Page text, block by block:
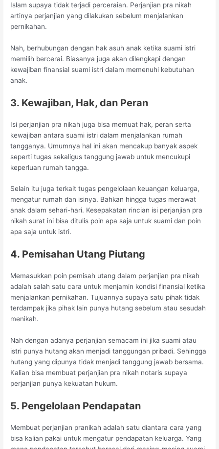
Islam supaya tidak terjadi perceraian. Perjanjian pra nikah
artinya perjanjian yang dilakukan sebelum menjalankan
pernikahan.
Nah, berhubungan dengan hak asuh anak ketika suami istri
memilih bercerai. Biasanya juga akan dilengkapi dengan
kewajiban finansial suami istri dalam memenuhi kebutuhan
anak.
3. Kewajiban, Hak, dan Peran
Isi perjanjian pra nikah juga bisa memuat hak, peran serta
kewajiban antara suami istri dalam menjalankan rumah
tangganya. Umumnya hal ini akan mencakup banyak aspek
seperti tugas sekaligus tanggung jawab untuk mencukupi
keperluan rumah tangga.
Selain itu juga terkait tugas pengelolaan keuangan keluarga,
mengatur rumah dan isinya. Bahkan hingga tugas merawat
anak dalam sehari-hari. Kesepakatan rincian isi perjanjian pra
nikah surat ini bisa ditulis poin apa saja untuk suami dan poin
apa saja untuk istri.
4. Pemisahan Utang Piutang
Memasukkan poin pemisah utang dalam perjanjian pra nikah
adalah salah satu cara untuk menjamin kondisi finansial ketika
menjalankan pernikahan. Tujuannya supaya satu pihak tidak
terdampak jika pihak lain punya hutang sebelum atau sesudah
menikah.
Nah dengan adanya perjanjian semacam ini jika suami atau
istri punya hutang akan menjadi tanggungan pribadi. Sehingga
hutang yang dipunya tidak menjadi tanggung jawab bersama.
Kalian bisa membuat perjanjian pra nikah notaris supaya
perjanjian punya kekuatan hukum.
5. Pengelolaan Pendapatan
Membuat perjanjian pranikah adalah satu diantara cara yang
bisa kalian pakai untuk mengatur pendapatan keluarga. Yang